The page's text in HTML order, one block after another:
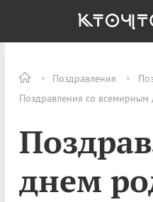
Поздравления
Поздравления со всемирным
днем